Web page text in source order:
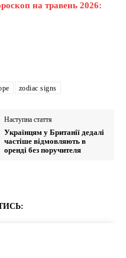
на травень 2026:
zodiac signs
Наступна стаття
Українцям у Британії дедалі
частіше відмовляють в
оренді без поручителя